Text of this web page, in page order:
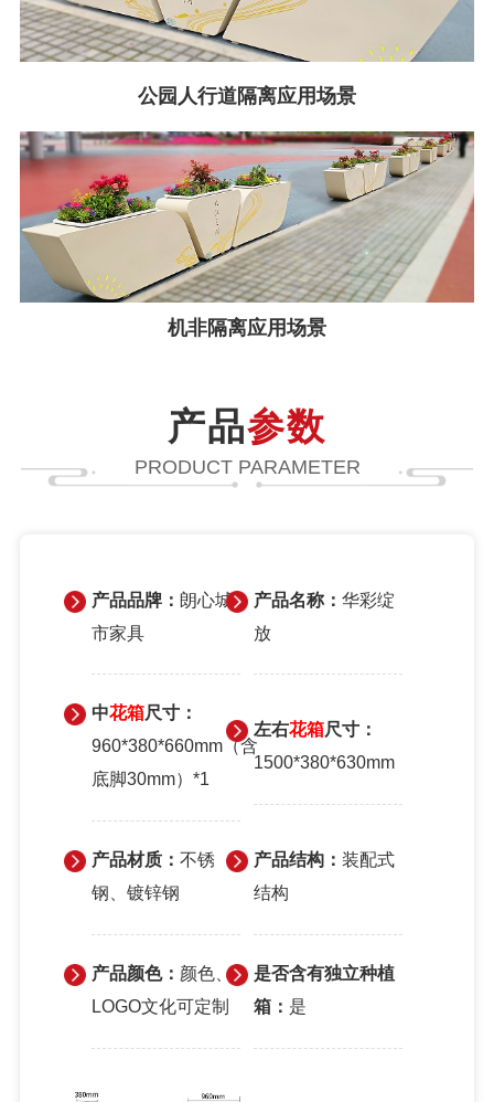
公园人行道隔离应用场景
机非隔离应用场景
产品参数
PRODUCT PARAMETER
产品品牌： 朗心城
市家具
产品名称： 华彩绽
放
中花箱尺寸：
960*380*660mm（含
底脚30mm）*1
左右花箱尺寸：
1500*380*630mm
产品材质： 不锈
钢、镀锌钢
产品结构： 装配式
结构
产品颜色： 颜色、
LOGO文化可定制
是否含有独立种植
箱： 是